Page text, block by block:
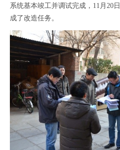
系统基本竣工并调试完成，11月20
成了改造任务。